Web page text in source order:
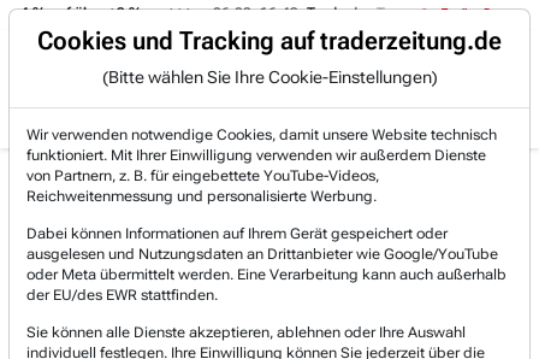
Trading-Room
% auf über +3 %. 06.08. 16:49 Trade des Tages 06.08.
Gratis Account Login
Jetzt registrieren und gratis Artikel lesen.
Bereits bei TraderFox registriert? Jetzt anmelden!
Home Lists & Rankings
Saisonalitäten
Vistra: Zwischen KI-Boom und Wartungssaison – wa...
Vistra Energy Watchlist
Cookies und Tracking auf traderzeitung.de
(Bitte wählen Sie Ihre Cookie-Einstellungen)
Wir verwenden notwendige Cookies, damit unsere Website technisch
funktioniert. Mit Ihrer Einwilligung verwenden wir außerdem Dienste
von Partnern, z. B. für eingebettete YouTube-Videos,
Reichweitenmessung und personalisierte Werbung.
Dabei können Informationen auf Ihrem Gerät gespeichert oder
ausgelesen und Nutzungsdaten an Drittanbieter wie Google/YouTube
oder Meta übermittelt werden. Eine Verarbeitung kann auch außerhalb
der EU/des EWR stattfinden.
Sie können alle Dienste akzeptieren, ablehnen oder Ihre Auswahl
individuell festlegen. Ihre Einwilligung können Sie jederzeit über die